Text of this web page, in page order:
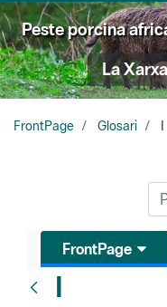
Peste porcina
La
FrontPage Glosari
FrontPage
I